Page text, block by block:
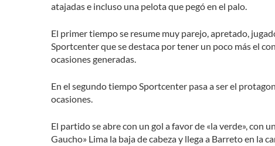
atajadas e incluso una pelota que pegó en el palo.
El primer tiempo se resume muy parejo, apretado,
Sportcenter que se destaca por tener un poco más el
ocasiones generadas.
En el segundo tiempo Sportcenter pasa a ser el
ocasiones.
El partido se abre con un gol a favor de «la verde», con
Gaucho» Lima la baja de cabeza y llega a Barreto en la